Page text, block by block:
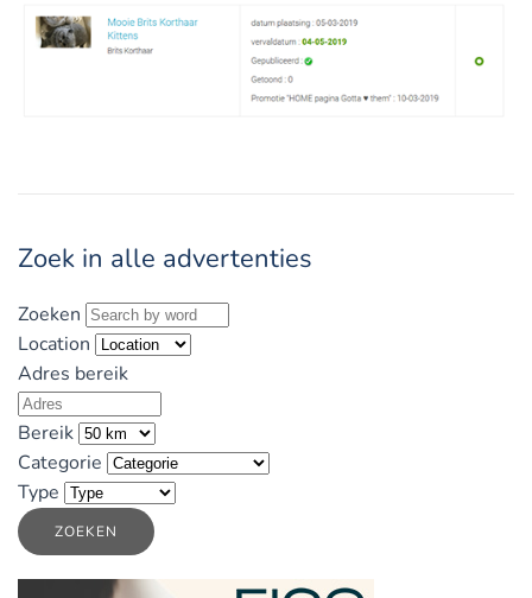
Zoek in alle advertenties
Zoeken
Location
Adres bereik
Bereik
Categorie
Type
ZOEKEN